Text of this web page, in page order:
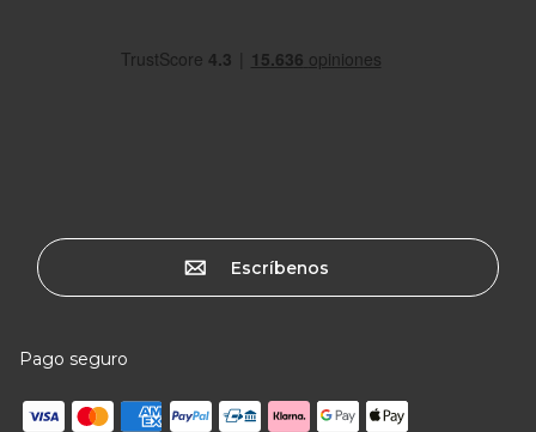
Escríbenos
Pago seguro